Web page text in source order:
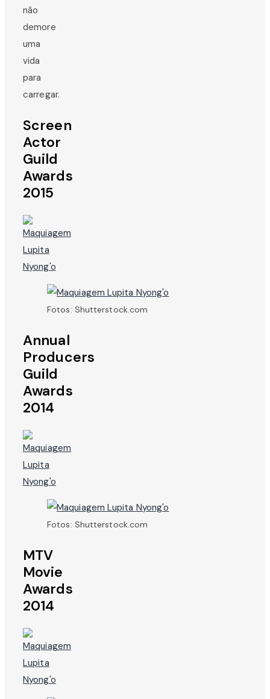
não
demore
uma
vida
para
carregar.
Screen
Actor
Guild
Awards
2015
Fotos: Shutterstock.com
Annual
Producers
Guild
Awards
2014
Fotos: Shutterstock.com
MTV
Movie
Awards
2014